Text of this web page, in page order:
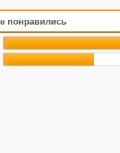
понравились